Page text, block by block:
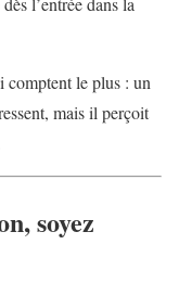
comptent le plus : un
mais il perçoit
soyez